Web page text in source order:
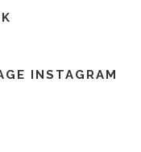
INSTAGRAM